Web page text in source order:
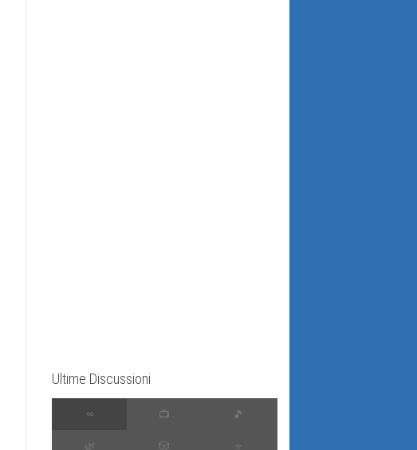
Ultime Discussioni
∞ 📺 🎵
🌿 🎲 ⭐️